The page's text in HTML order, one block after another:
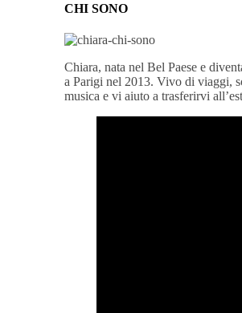
CHI SONO
Chiara, nata nel Bel Paese e
a Parigi nel 2013. Vivo di viaggi,
musica e vi aiuto a trasferirvi